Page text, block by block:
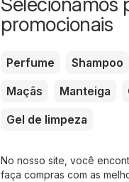
promocionais
Perfume Shampoo
Maçãs
Manteiga
Gel de limpeza
No nosso site, você
faça compras com as